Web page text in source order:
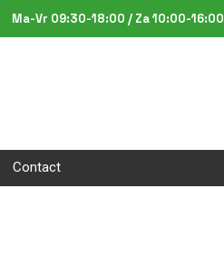
Ma-Vr 09:30-18:00 / Za 10:00-16:00
Contact